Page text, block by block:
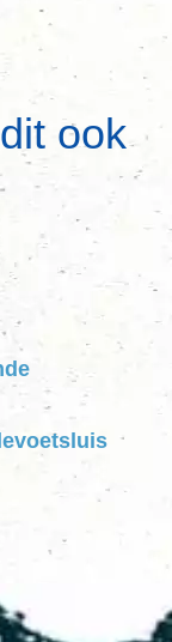
ook